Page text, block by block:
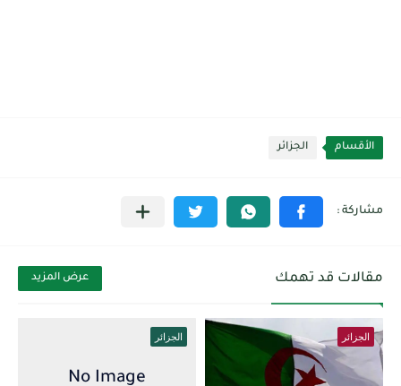
الأقسام الجزائر
مقالات قد تهمك عرض المزيد
الجزائر الجزائر